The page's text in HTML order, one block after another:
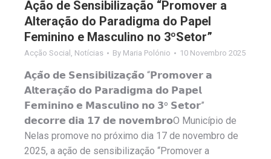
Ação de Sensibilização “Promover a
Alteração do Paradigma do Papel
Feminino e Masculino no 3ºSetor”
Acção Social Notícias By Maria Polónio 10 Novembro 2025
𝗔𝗰̧𝗮̃𝗼 𝗱𝗲 𝗦𝗲𝗻𝘀𝗶𝗯𝗶𝗹𝗶𝘇𝗮𝗰̧𝗮̃𝗼 “𝗣𝗿𝗼𝗺𝗼𝘃𝗲𝗿 𝗮
𝗔𝗹𝘁𝗲𝗿𝗮𝗰̧𝗮̃𝗼 𝗱𝗼 𝗣𝗮𝗿𝗮𝗱𝗶𝗴𝗺𝗮 𝗱𝗼 𝗣𝗮𝗽𝗲𝗹
𝗙𝗲𝗺𝗶𝗻𝗶𝗻𝗼 𝗲 𝗠𝗮𝘀𝗰𝘂𝗹𝗶𝗻𝗼 𝗻𝗼 𝟯º 𝗦𝗲𝘁𝗼𝗿”
𝗱𝗲𝗰𝗼𝗿𝗿𝗲 𝗱𝗶𝗮 𝟭𝟳 𝗱𝗲 𝗻𝗼𝘃𝗲𝗺𝗯𝗿𝗼O Município de
Nelas promove no próximo dia 17 de novembro de
2025, a ação de sensibilização “Promover a